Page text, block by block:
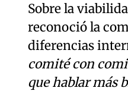
Sobre la
reconoció la
diferencias
comité con
que hablar más